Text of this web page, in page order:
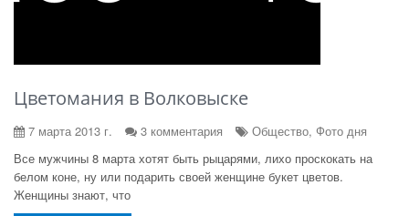
Цветомания в Волковыске
7 марта 2013 г. 3 комментария
Общество, Фото дня
Все мужчины 8 марта хотят быть рыцарями, лихо проскокать на
белом коне, ну или подарить своей женщине букет цветов.
Женщины знают, что